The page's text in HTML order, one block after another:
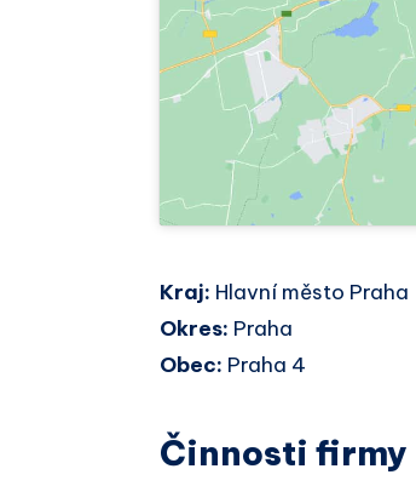
Kraj: Hlavní město Praha
Okres: Praha
Obec: Praha 4
Činnosti firmy